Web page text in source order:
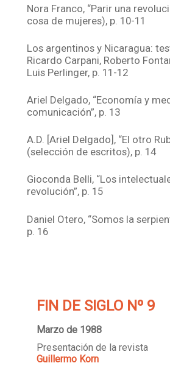
Nora Franco, “Parir una
cosa de mujeres), p. 10-11
Los argentinos y Nicaragua:
Ricardo Carpani, Roberto
Luis Perlinger, p. 11-12
Ariel Delgado, “Economía y
comunicación”, p. 13
A.D. [Ariel Delgado], “El otro
(selección de escritos), p. 14
Gioconda Belli, “Los
revolución”, p. 15
Daniel Otero, “Somos la
p. 16
FIN DE SIGLO Nº 9
Marzo de 1988
Presentación de la revista
Guillermo Korn